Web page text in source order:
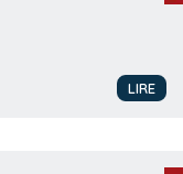
LIRE